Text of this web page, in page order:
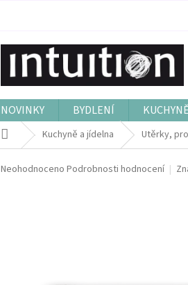
NOVINKY BYDLENÍ
Domů Kuchyně a jídelna Utěrky,
Průměrné
Neohodnoceno Podrobnosti hodnocení